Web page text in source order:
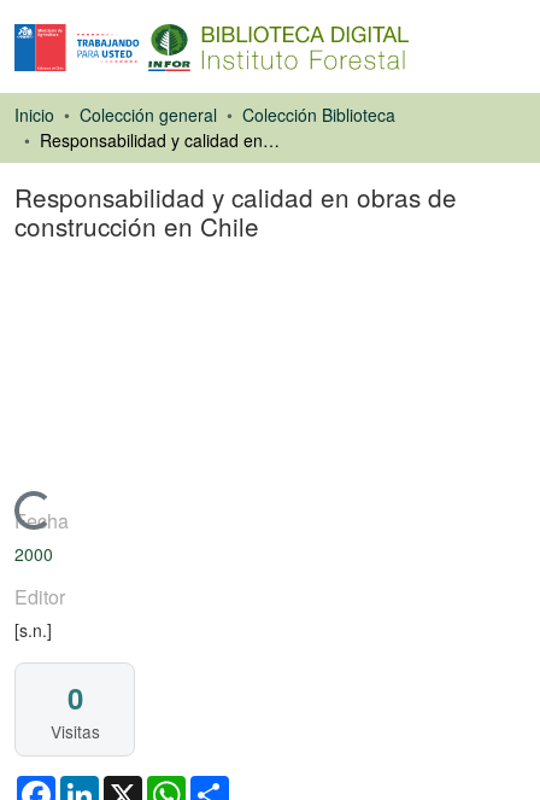
Inicio Colección general
Colección Biblioteca
Responsabilidad y calidad en obras de construcción en Chile
Responsabilidad y calidad en obras de
construcción en Chile
Cargando...
Fecha
2000
Editor
[s.n.]
0
Visitas
FacebookLinkedIn
X WhatsApp